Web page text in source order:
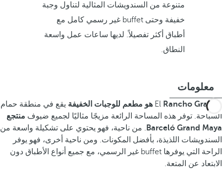
متنوعة من السندويشات المثالية لتناول وجبة
خفيفة وحتى buffet غير رسمي كامل مع
أطباق أكثر تفصيلاً. لديها ساعات عمل واسعة
النطاق.
معلومات
El Rancho Grande هو مطعم للوجبات الخفيفة
يقع في منطقة حمام
السباحة. توفر هذه المساحة الرائعة مزيجًا مثاليًا لجميع ضيوف منتجع
Barceló Grand Maya . من ناحية، فهو يحتوي على تشكيلة واسعة من
السندويشات اللذيذة، بأفضل المكونات. ومن ناحية أخرى، فهو يوفر
الراحة التي يوفرها buffet غير الرسمي، مع جميع أنواع الأطباق دون
الابتعاد عن المتعة.